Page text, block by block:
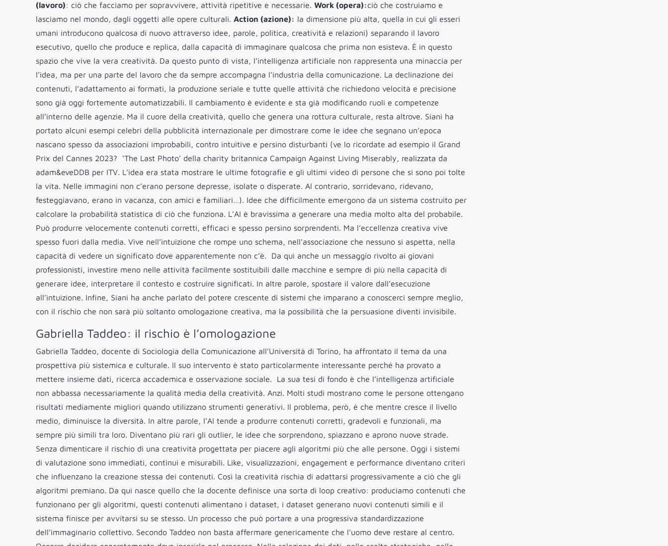
(lavoro): ciò che facciamo per sopravvivere, attività ripetitive e necessarie. Work (opera):ciò che costruiamo e
lasciamo nel mondo, dagli oggetti alle opere culturali. Action (azione): la dimensione più alta, quella in cui gli esseri
umani introducono qualcosa di nuovo attraverso idee, parole, politica, creatività e relazioni) separando il lavoro
esecutivo, quello che produce e replica, dalla capacità di immaginare qualcosa che prima non esisteva. È in questo
spazio che vive la vera creatività. Da questo punto di vista, l’intelligenza artificiale non rappresenta una minaccia per
l’idea, ma per una parte del lavoro che da sempre accompagna l’industria della comunicazione. La declinazione dei
contenuti, l’adattamento ai formati, la produzione seriale e tutte quelle attività che richiedono velocità e precisione
sono già oggi fortemente automatizzabili. Il cambiamento è evidente e sta già modificando ruoli e competenze
all’interno delle agenzie. Ma il cuore della creatività, quello che genera una rottura culturale, resta altrove. Siani ha
portato alcuni esempi celebri della pubblicità internazionale per dimostrare come le idee che segnano un’epoca
nascano spesso da associazioni improbabili, contro intuitive e persino disturbanti (ve lo ricordate ad esempio il Grand
Prix del Cannes 2023? ‘The Last Photo’ della charity britannica Campaign Against Living Miserably, realizzata da
adam&eveDDB per ITV. L’idea era stata mostrare le ultime fotografie e gli ultimi video di persone che si sono poi tolte
la vita. Nelle immagini non c’erano persone depresse, isolate o disperate. Al contrario, sorridevano, ridevano,
festeggiavano, erano in vacanza, con amici e familiari…). Idee che difficilmente emergono da un sistema costruito per
calcolare la probabilità statistica di ciò che funziona. L’AI è bravissima a generare una media molto alta del probabile.
Può produrre velocemente contenuti corretti, efficaci e spesso persino sorprendenti. Ma l’eccellenza creativa vive
spesso fuori dalla media. Vive nell’intuizione che rompe uno schema, nell’associazione che nessuno si aspetta, nella
capacità di vedere un significato dove apparentemente non c’è. Da qui anche un messaggio rivolto ai giovani
professionisti, investire meno nelle attività facilmente sostituibili dalle macchine e sempre di più nella capacità di
generare idee, interpretare il contesto e costruire significati. In altre parole, spostare il valore dall’esecuzione
all’intuizione. Infine, Siani ha anche parlato del potere crescente di sistemi che imparano a conoscerci sempre meglio,
con il rischio che non sarà più soltanto omologazione creativa, ma la possibilità che la persuasione diventi invisibile.
Gabriella Taddeo: il rischio è l’omologazione
Gabriella Taddeo, docente di Sociologia della Comunicazione all’Università di Torino, ha affrontato il tema da una
prospettiva più sistemica e culturale. Il suo intervento è stato particolarmente interessante perché ha provato a
mettere insieme dati, ricerca accademica e osservazione sociale. La sua tesi di fondo è che l’intelligenza artificiale
non abbassa necessariamente la qualità media della creatività. Anzi. Molti studi mostrano come le persone ottengano
risultati mediamente migliori quando utilizzano strumenti generativi. Il problema, però, è che mentre cresce il livello
medio, diminuisce la diversità. In altre parole, l’AI tende a produrre contenuti corretti, gradevoli e funzionali, ma
sempre più simili tra loro. Diventano più rari gli outlier, le idee che sorprendono, spiazzano e aprono nuove strade.
Senza dimenticare il rischio di una creatività progettata per piacere agli algoritmi più che alle persone. Oggi i sistemi
di valutazione sono immediati, continui e misurabili. Like, visualizzazioni, engagement e performance diventano criteri
che influenzano la creazione stessa dei contenuti. Così la creatività rischia di adattarsi progressivamente a ciò che gli
algoritmi premiano. Da qui nasce quello che la docente definisce una sorta di loop creativo: produciamo contenuti che
funzionano per gli algoritmi, questi contenuti alimentano i dataset, i dataset generano nuovi contenuti simili e il
sistema finisce per avvitarsi su se stesso. Un processo che può portare a una progressiva standardizzazione
dell’immaginario collettivo. Secondo Taddeo non basta affermare genericamente che l’uomo deve restare al centro.